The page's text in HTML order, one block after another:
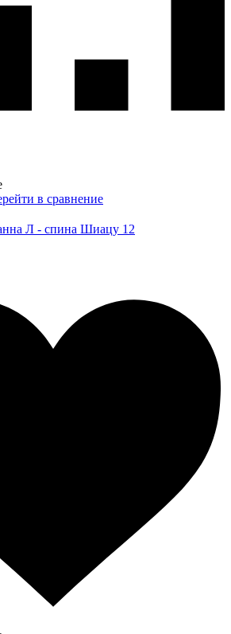
в сравнение
Л - спина Шиацу 12